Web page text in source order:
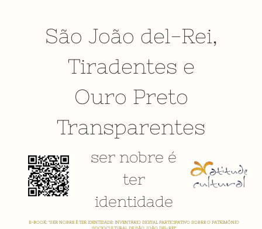
São João del-Rei,
Tiradentes e
Ouro Preto
Transparentes
ser nobre é
ter
identidade
E-BOOK: "SER NOBRE É TER IDENTIDADE: INVENTÁRIO DIGITAL PARTICIPATIVO SOBRE O PATRIMÔNIO